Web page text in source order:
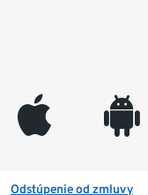
appleinc android
Odstúpenie od zmluvy